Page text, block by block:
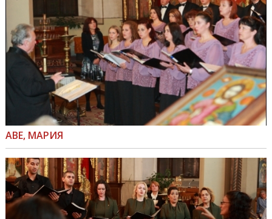
АВЕ, МАРИЯ